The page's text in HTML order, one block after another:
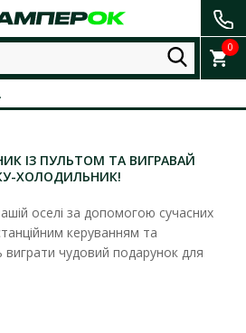
0
ІЗ ПУЛЬТОМ ТА ВИГРАВАЙ
ХОЛОДИЛЬНИК!
оселі за допомогою сучасних
керуванням та
чудовий подарунок для